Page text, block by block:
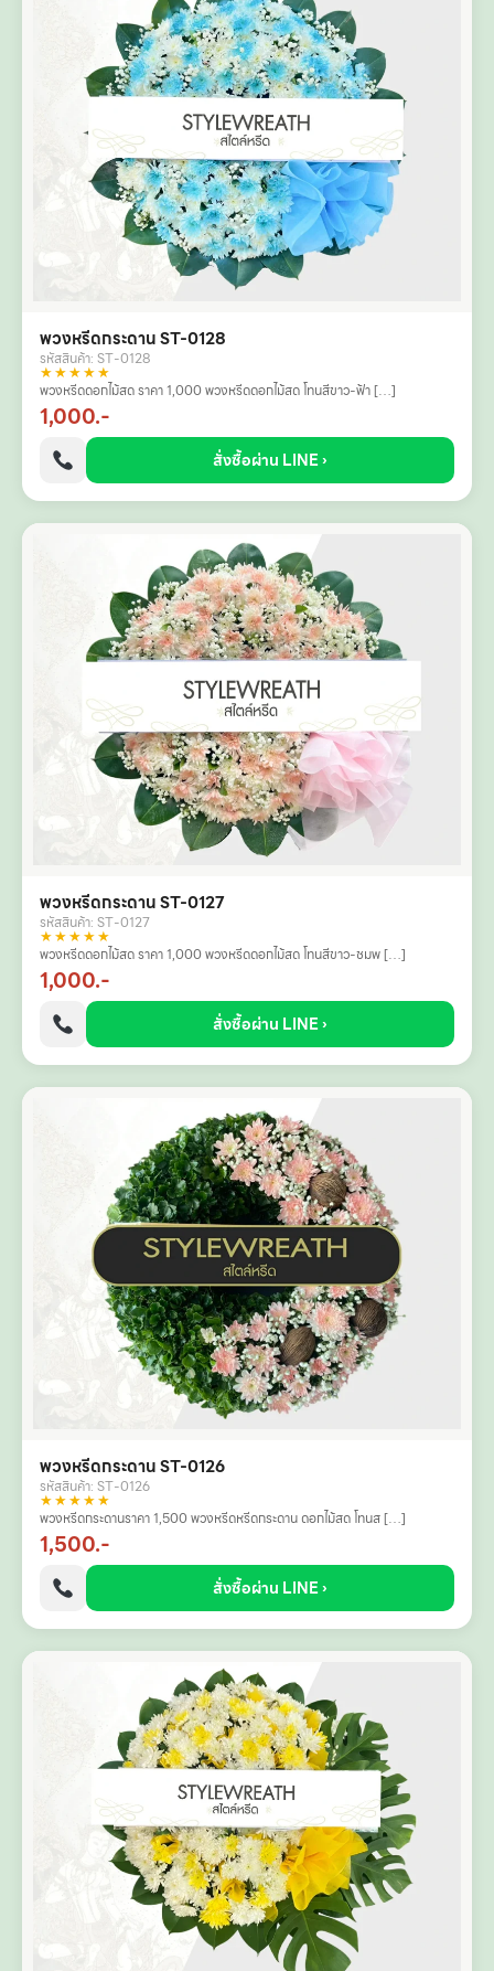
พวงหรีดกระดาน ST-0128
รหัสสินค้า: ST-0128
★★★★★
พวงหรีดดอกไม้สด ราคา 1,000 พวงหรีดดอกไม้สด โทนสีขาว-ฟ้า […]
1,000.-
สั่งซื้อผ่าน LINE ›
พวงหรีดกระดาน ST-0127
รหัสสินค้า: ST-0127
★★★★★
พวงหรีดดอกไม้สด ราคา 1,000 พวงหรีดดอกไม้สด โทนสีขาว-ชมพ […]
1,000.-
สั่งซื้อผ่าน LINE ›
พวงหรีดกระดาน ST-0126
รหัสสินค้า: ST-0126
★★★★★
พวงหรีดกระดานราคา 1,500 พวงหรีดหรีดกระดาน ดอกไม้สด โทนส […]
1,500.-
สั่งซื้อผ่าน LINE ›